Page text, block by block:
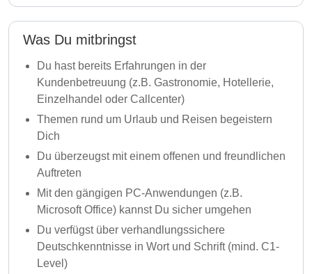
Was Du mitbringst
Du hast bereits Erfahrungen in der
Kundenbetreuung (z.B. Gastronomie, Hotellerie,
Einzelhandel oder Callcenter)
Themen rund um Urlaub und Reisen begeistern
Dich
Du überzeugst mit einem offenen und freundlichen
Auftreten
Mit den gängigen PC-Anwendungen (z.B.
Microsoft Office) kannst Du sicher umgehen
Du verfügst über verhandlungssichere
Deutschkenntnisse in Wort und Schrift (mind. C1-
Level)